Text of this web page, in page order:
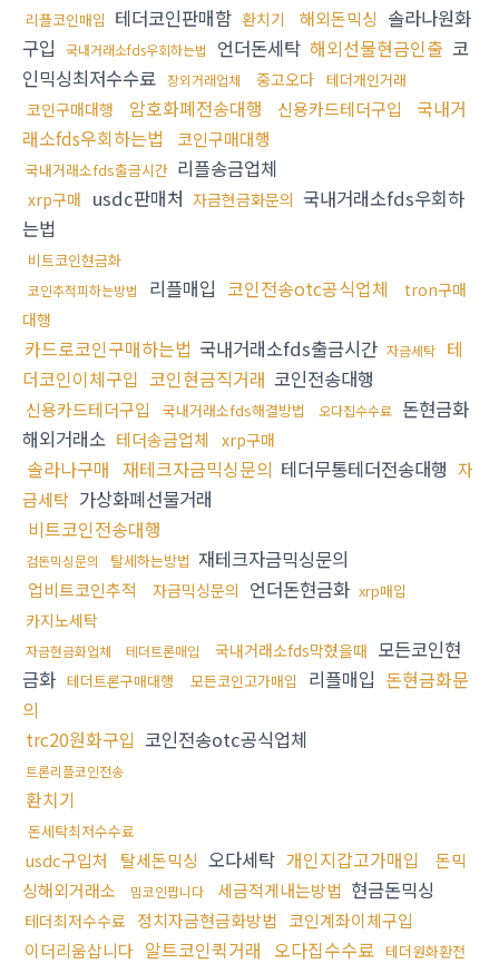
리플코인매입 테더코인판매함 환치기 해외돈믹싱 솔라나원화
구입
국내거래소fds우회하는법 언더돈세탁 해외선물현금인출 코
인믹싱최저수수료 장외거래업체 중고오다 테더개인거래
코인구매대행 암호화폐전송대행 신용카드테더구입
국내거
래소fds우회하는법
코인구매대행
국내거래소fds출금시간 리플송금업체
xrp구매 usdc판매처 자금현금화문의 국내거래소fds우회하
는법
비트코인현금화
코인추적피하는방법 리플매입 코인전송otc공식업체
tron구매
대행
카드로코인구매하는법 국내거래소fds출금시간 자금세탁
테
더코인이체구입 코인현금직거래 코인전송대행
신용카드테더구입 국내거래소fds해결방법 오다집수수료 돈현금화
해외거래소 테더송금업체 xrp구매
솔라나구매 재테크자금믹싱문의 테더무통테더전송대행 자
금세탁 가상화폐선물거래
비트코인전송대행
검돈믹싱문의 탈세하는방법 재테크자금믹싱문의
업비트코인추적 자금믹싱문의 언더돈현금화 xrp매입
카지노세탁
자금현금화업체 테더트론매입 국내거래소fds막혔을때 모든코인현
금화 테더트론구매대행 모든코인고가매입 리플매입 돈현금화문
의
trc20원화구입 코인전송otc공식업체
트론리플코인전송
환치기
돈세탁최저수수료
usdc구입처 탈세돈믹싱 오다세탁 개인지갑고가매입
돈믹
싱해외거래소
밈코인팝니다 세금적게내는방법 현금돈믹싱
테더최저수수료 정치자금현금화방법 코인계좌이체구입
이더리움삽니다 알트코인퀵거래 오다집수수료 테더원화환전